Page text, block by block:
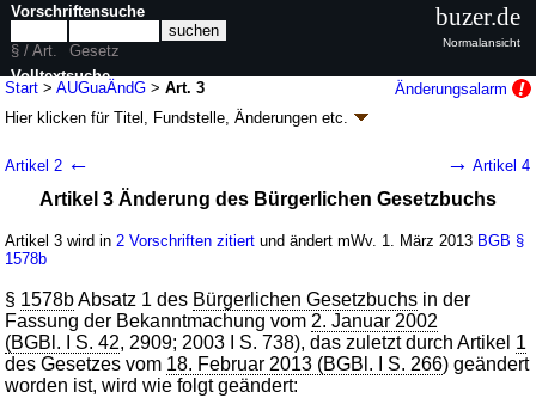
Start >AUGuaÄndG >Art. 3
Änderungsalarm
Hier klicken fürTitel, Fundstelle, Änderungen etc.
Übereinkommens vom 23. November 2007 über
die internationale Geltendmachung der
Unterhaltsansprüche von Kindern und anderen
Familienangehörigen sowie zur Änderung von
Unterhaltsverfahrensrechts und des materiellen
Unterhaltsrechts (AUGuaÄndGk.a.Abk.)
G. v. 20.02.2013 BGBl. I S. 273, 2014 I 887; Geltung ab 26.02.2013,
abweichend sieheArtikel 4
Artikel 2 ← → Artikel 4
Artikel 3 Änderung des Bürgerlichen Gesetzbuchs
Artikel 3 wird in 2 Vorschriften zitiert und ändert mWv. 1. März 2013 BGB §
1578b
§ 1578bAbsatz 1 des Bürgerlichen Gesetzbuchs in der
Fassung der Bekanntmachung vom 2. Januar 2002
(BGBl. I S. 42, 2909; 2003 I S. 738), das zuletzt durch Artikel 1
des Gesetzes vom 18. Februar 2013 (BGBl. I S. 266) geändert
worden ist, wird wie folgt geändert:
Vorschriftensuche
§ / Art.
Gesetz
Volltextsuche
nur in AUGuaÄndG
buzer.de
Normalansicht